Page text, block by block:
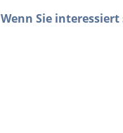
Wenn Sie